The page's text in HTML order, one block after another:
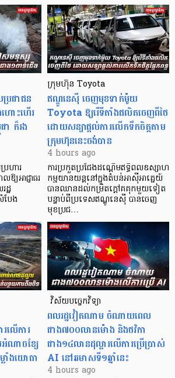
ប្រជាជន
ោះហើរ
ា ក៏រង
រហារ
យអាជ្ញាធរ
ដ្ឋ
បែង
ក្រុមហ៊ុន Toyota
ឥណ្ឌូនេស៊ី ចេញមុខទាក់ម៉ូយ
Toyota ឱ្យរើទីតាំងផលិតចេញពីថៃ
ដោយសន្យាផ្តល់ការលើកទឹកចិត្តតាម
ក្រុមហ៊ុននេះចង់បាន
4 hours ago
ការប្រកួតប្រជែងដណ្តើមឥទ្ធិពលឧស្សាហ
កម្មយានយន្តនៅក្នុងតំបន់អាស៊ីអាគ្នេយ៍
បានឈានដល់កម្រិតក្ដៅគគុកមួយទៀត
បន្ទាប់ពីប្រទេសឥណ្ឌូនេស៊ី បានចេញ
មុខប្រជ…
លើការ
អំណាចខ្សែ
លាំងយោធា
​​​​​​​​​​​​​​​​​​​​​​​​​​​​​ វិស័យបច្ចេកវិទ្យា
ពលរដ្ឋវៀតណាម ​ចំណាយពេល
ជាង៧០០លានម៉ោង និងថវិកា
ជាង១៤លានដុល្លារលើការប្រើប្រាស់
AI នៅឆមាសទី១ឆ្នាំនេះ
4 hours ago